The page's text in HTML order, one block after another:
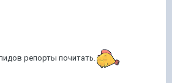
репорты почитать.